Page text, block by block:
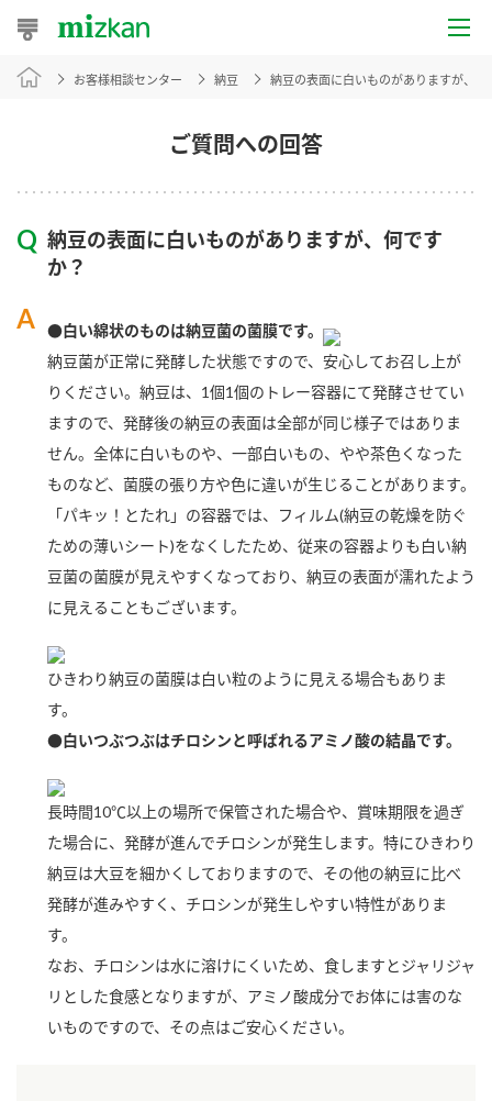
おうちレシピ
レシピ特集
レシピカテゴリ一覧
商品情報
商品カテゴリ
酢 調味酢
みりん風・料理酒
ふりかけ おすしの素
炊き込みご飯の素 納豆
新商品一覧
ブランド・スペシャルサイト
ブランド・スペシャルサイト トップ
商品ブランドサイト
Fibee（ファイビー）
カンタン酢
お酢ドリンク
味ぽん
ぽん酢
かおりの蔵
つゆ
ミツカングループについて
企業理念
ミツカンの歴史
ミツカンを知る
ZENB initiative
採用情報
ニュースリリース
ご質問への回答
お客様相談センター 納豆 納豆の表面に白いものがありますが、何
納豆の表面に白いものがありますが、何です
か？
●白い綿状のものは納豆菌の菌膜です。
納豆菌が正常に発酵した状態ですので、安心してお召し上が
りください。納豆は、1個1個のトレー容器にて発酵させてい
ますので、発酵後の納豆の表面は全部が同じ様子ではありま
せん。全体に白いものや、一部白いもの、やや茶色くなった
ものなど、菌膜の張り方や色に違いが生じることがあります。
「パキッ！とたれ」の容器では、フィルム(納豆の乾燥を防ぐ
ための薄いシート)をなくしたため、従来の容器よりも白い納
豆菌の菌膜が見えやすくなっており、納豆の表面が濡れたよう
に見えることもございます。
ひきわり納豆の菌膜は白い粒のように見える場合もありま
す。
●白いつぶつぶはチロシンと呼ばれるアミノ酸の結晶です。
長時間10℃以上の場所で保管された場合や、賞味期限を過ぎ
た場合に、発酵が進んでチロシンが発生します。特にひきわり
納豆は大豆を細かくしておりますので、その他の納豆に比べ
発酵が進みやすく、チロシンが発生しやすい特性がありま
す。
なお、チロシンは水に溶けにくいため、食しますとジャリジャ
リとした食感となりますが、アミノ酸成分でお体には害のな
いものですので、その点はご安心ください。